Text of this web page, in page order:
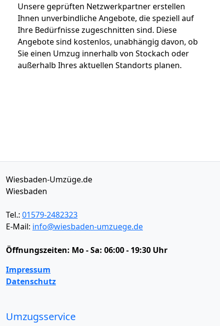
Unsere geprüften Netzwerkpartner erstellen
Ihnen unverbindliche Angebote, die speziell auf
Ihre Bedürfnisse zugeschnitten sind. Diese
Angebote sind kostenlos, unabhängig davon, ob
Sie einen Umzug innerhalb von Stockach oder
außerhalb Ihres aktuellen Standorts planen.
Wiesbaden-Umzüge.de
Wiesbaden
Tel.: 01579-2482323
E-Mail: info@wiesbaden-umzuege.de
Öffnungszeiten: Mo - Sa: 06:00 - 19:30 Uhr
Impressum
Datenschutz
Umzugsservice